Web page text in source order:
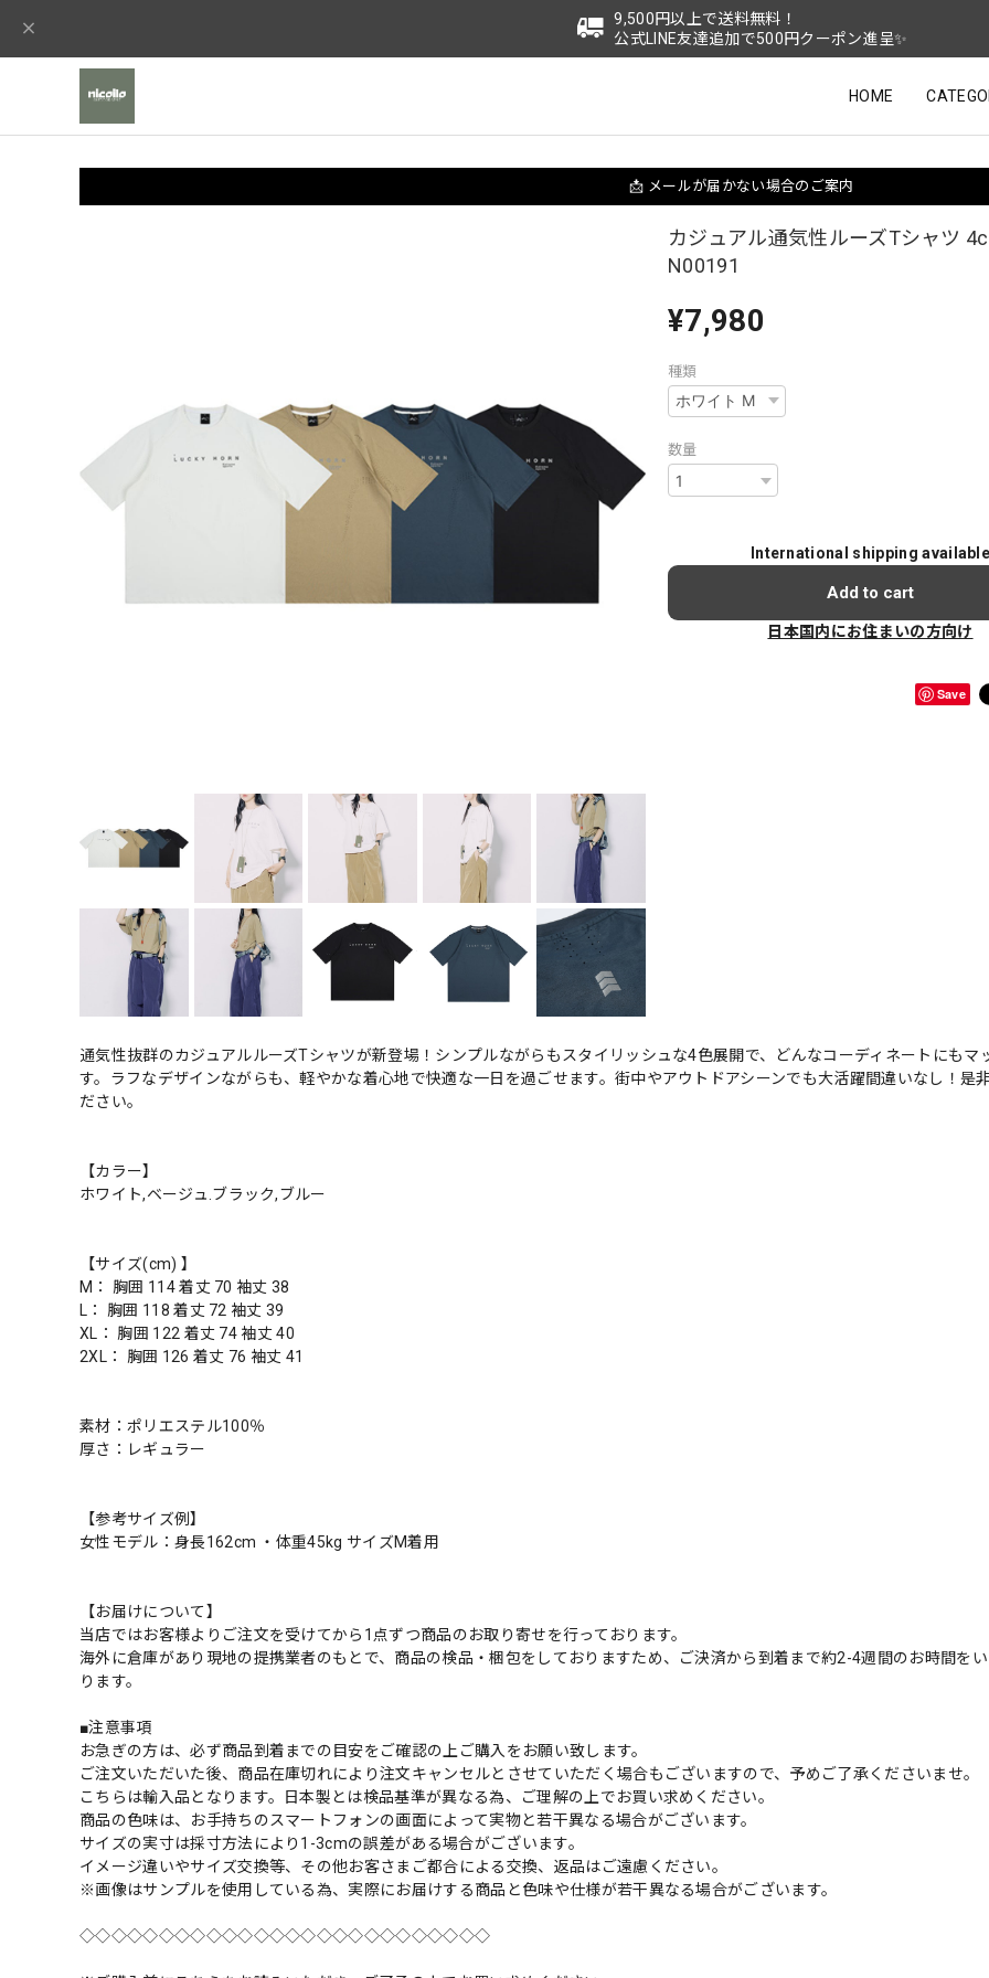
9,500円以上で送料無料！
公式LINE友達追加で500円クーポン進呈✨
HOME
📩 メールが届かない場合のご案内
カジュアル通気性ルーズTシャツ
N00191
¥7,980
種類
数量
International shipping
Add to cart
日本国内にお住まいの方向け
Save
通気性抜群のカジュアルルーズTシャツが新登場！シンプルながらもスタイリッシュな4色展開で、どんなコーディネートにもマ
す。ラフなデザインながらも、軽やかな着心地で快適な一日を過ごせます。街中やアウトドアシーンでも大活躍間違いなし！是
ださい。
【カラー】
ホワイト,ベージュ.ブラック,ブルー
【サイズ(cm) 】
M： 胸囲 114 着丈 70 袖丈 38
L： 胸囲 118 着丈 72 袖丈 39
XL： 胸囲 122 着丈 74 袖丈 40
2XL： 胸囲 126 着丈 76 袖丈 41
素材：ポリエステル100％
厚さ：レギュラー
【参考サイズ例】
女性モデル：身長162cm ・体重45kg サイズM着用
【お届けについて】
当店ではお客様よりご注文を受けてから1点ずつ商品のお取り寄せを行っております。
海外に倉庫があり現地の提携業者のもとで、商品の検品・梱包をしておりますため、ご決済から到着まで約2-4週間のお時間を
ります。
■注意事項
お急ぎの方は、必ず商品到着までの目安をご確認の上ご購入をお願い致します。
ご注文いただいた後、商品在庫切れにより注文キャンセルとさせていただく場合もございますので、予めご了承くださいませ。
こちらは輸入品となります。日本製とは検品基準が異なる為、ご理解の上でお買い求めください。
商品の色味は、お手持ちのスマートフォンの画面によって実物と若干異なる場合がございます。
サイズの実寸は採寸方法により1-3cmの誤差がある場合がございます。
イメージ違いやサイズ交換等、その他お客さまご都合による交換、返品はご遠慮ください。
※画像はサンプルを使用している為、実際にお届けする商品と色味や仕様が若干異なる場合がございます。
◇◇◇◇◇◇◇◇◇◇◇◇◇◇◇◇◇◇◇◇◇◇◇◇◇◇